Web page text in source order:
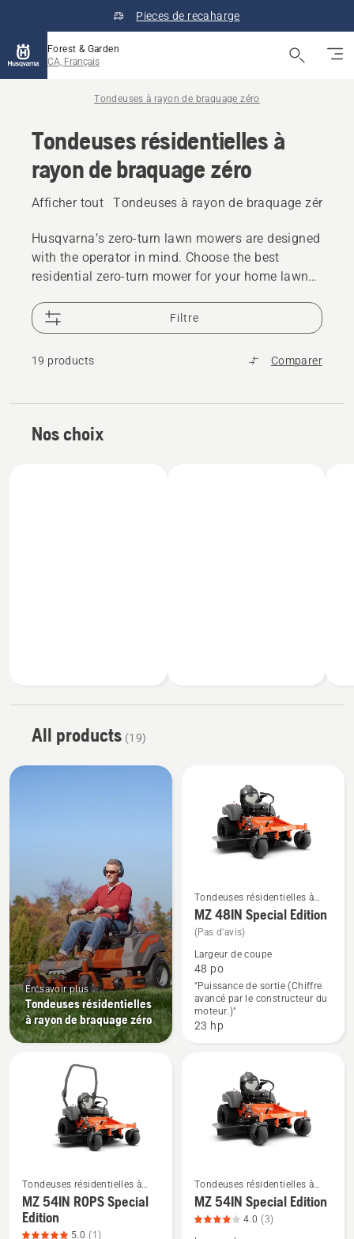
Pieces de recaharge
Forest & Garden
CA, Français
Tondeuses à rayon de braquage zéro
Tondeuses résidentielles à
rayon de braquage zéro
Afficher tout Tondeuses à rayon de braquage zéro
Husqvarna’s zero-turn lawn mowers are designed
with the operator in mind. Choose the best
residential zero-turn mower for your home lawn
Husqvarna.
Filtre
19 products Comparer
Nos choix
All products (19)
En savoir plus
Tondeuses résidentielles
à rayon de braquage zéro
Voir
plus
de
détails
sur
MZ 48IN
Special
Tondeuses résidentielles à
rayon de braquage zéro
MZ 48IN Special Edition
(Pas d'avis)
Largeur de coupe
48 po
"Puissance de sortie (Chiffre
avancé par le constructeur du
moteur.)"
23 hp
Voir
plus
Tondeuses résidentielles à
rayon de braquage zéro
MZ 54IN ROPS Special
Edition
5.0 (1)
Voir
plus
Tondeuses résidentielles à
rayon de braquage zéro
MZ 54IN Special Edition
4.0 (3)